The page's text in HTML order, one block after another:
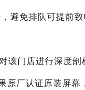
避免排队可提前致
该门店进行深度剖
认证原装屏幕